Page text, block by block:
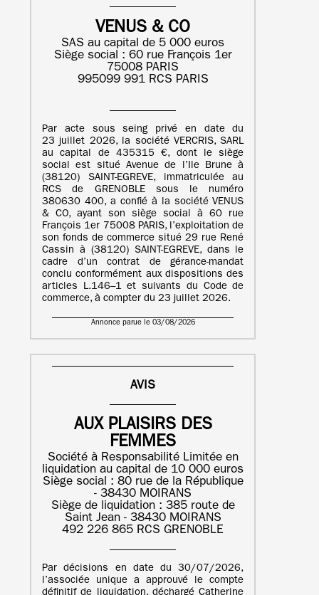
VENUS & CO
SAS au capital de 5 000 euros
Siège social : 60 rue François 1er
75008 PARIS
995099 991 RCS PARIS
Par acte sous seing privé en date du
23 juillet 2026, la société VERCRIS, SARL
au capital de 435315 €, dont le siège
social est situé Avenue de l’Ile Brune à
(38120) SAINT-EGREVE, immatriculée au
RCS de GRENOBLE sous le numéro
380630 400, a confié à la société VENUS
& CO, ayant son siège social à 60 rue
François 1er 75008 PARIS, l’exploitation de
son fonds de commerce situé 29 rue René
Cassin à (38120) SAINT-EGREVE, dans le
cadre d’un contrat de gérance-mandat
conclu conformément aux dispositions des
articles L.146–1 et suivants du Code de
commerce, à compter du 23 juillet 2026.
Annonce parue le 03/08/2026
AVIS
AUX PLAISIRS DES
FEMMES
Société à Responsabilité Limitée en
liquidation au capital de 10 000 euros
Siège social : 80 rue de la République
- 38430 MOIRANS
Siège de liquidation : 385 route de
Saint Jean - 38430 MOIRANS
492 226 865 RCS GRENOBLE
Par décisions en date du 30/07/2026,
l’associée unique a approuvé le compte